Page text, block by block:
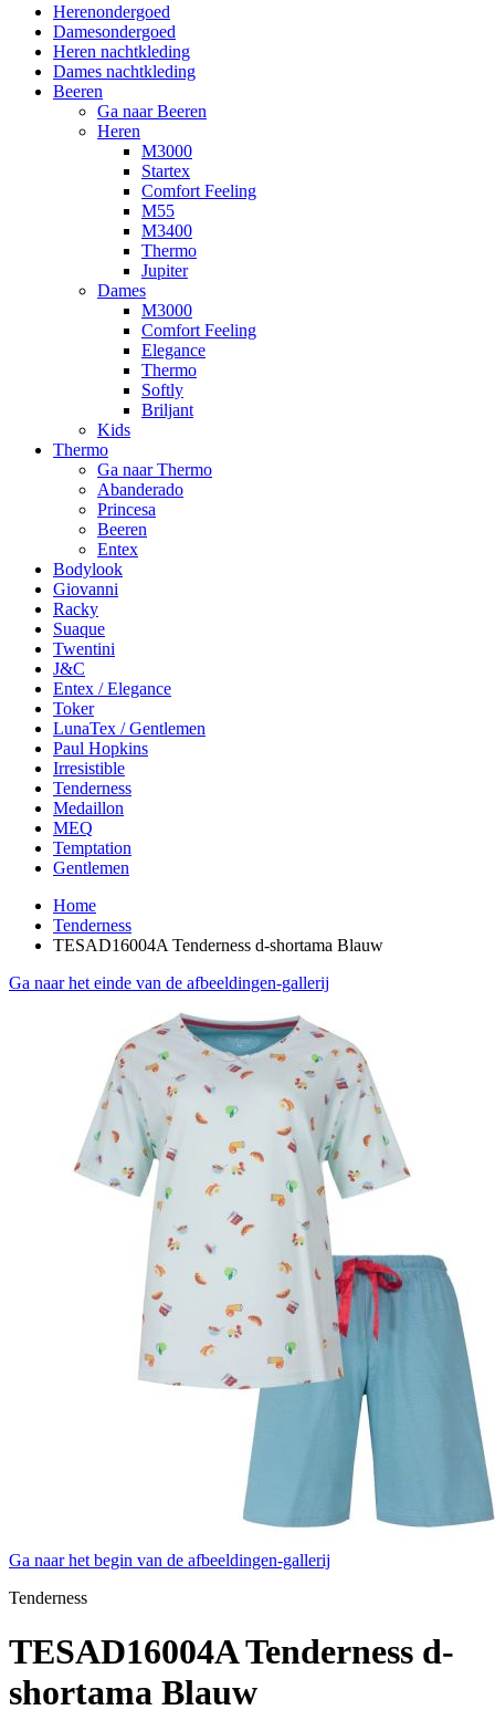
Herenondergoed
Damesondergoed
Heren nachtkleding
Dames nachtkleding
Beeren
Ga naar Beeren
Heren
M3000
Startex
Comfort Feeling
M55
M3400
Thermo
Jupiter
Dames
M3000
Comfort Feeling
Elegance
Thermo
Softly
Briljant
Kids
Thermo
Ga naar Thermo
Abanderado
Princesa
Beeren
Entex
Bodylook
Giovanni
Racky
Suaque
Twentini
J&C
Entex / Elegance
Toker
LunaTex / Gentlemen
Paul Hopkins
Irresistible
Tenderness
Medaillon
MEQ
Temptation
Gentlemen
Home
Tenderness
TESAD16004A Tenderness d-shortama Blauw
Ga naar het einde van de afbeeldingen-gallerij
Ga naar het begin van de afbeeldingen-gallerij
Tenderness
TESAD16004A Tenderness d-
shortama Blauw